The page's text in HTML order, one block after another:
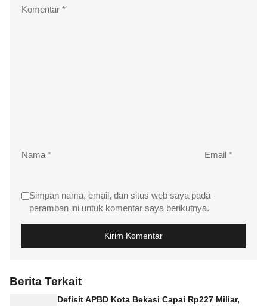
Komentar *
Nama * Email *
Simpan nama, email, dan situs web saya pada
peramban ini untuk komentar saya berikutnya.
Berita Terkait
Defisit APBD Kota Bekasi Capai Rp227 Miliar,